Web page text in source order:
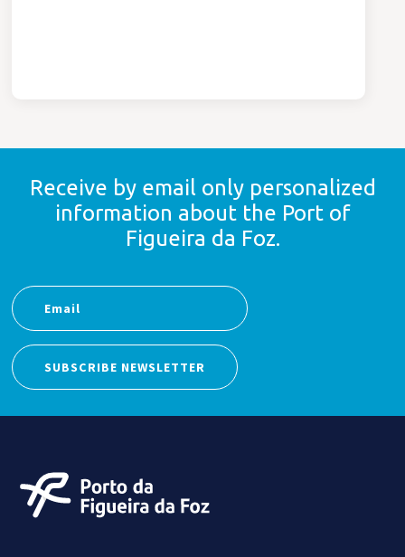
Receive by email only personalized
information about the Port of
Figueira da Foz.
SUBSCRIBE NEWSLETTER